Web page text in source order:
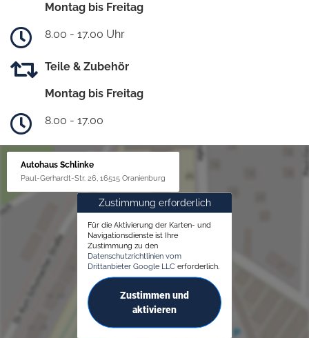
Montag bis Freitag
8.00 - 17.00 Uhr
Teile & Zubehör
Montag bis Freitag
8.00 - 17.00
Autohaus Schlinke
Paul-Gerhardt-Str. 26, 16515 Oranienburg
Zustimmung erforderlich
Für die Aktivierung der Karten- und
Navigationsdienste ist Ihre
Zustimmung zu den
Datenschutzrichtlinien vom
Drittanbieter Google LLC erforderlich.
Zustimmen und
aktivieren